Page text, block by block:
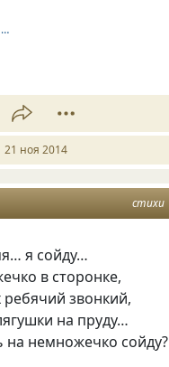
…
21 ноя 2014
стихи
я сойду…
в сторонке,
звонкий,
на пруду…
на немножечко сойду?